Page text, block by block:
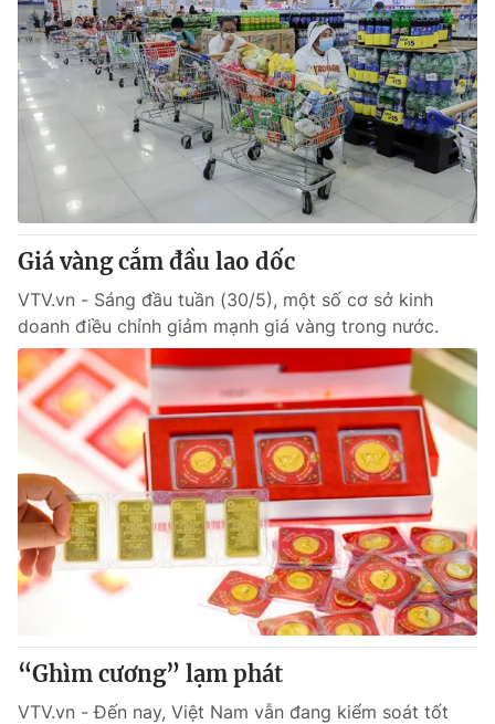
Giá vàng cắm đầu lao dốc
VTV.vn - Sáng đầu tuần (30/5), một số cơ sở kinh
doanh điều chỉnh giảm mạnh giá vàng trong nước.
“Ghìm cương” lạm phát
VTV.vn - Đến nay, Việt Nam vẫn đang kiểm soát tốt